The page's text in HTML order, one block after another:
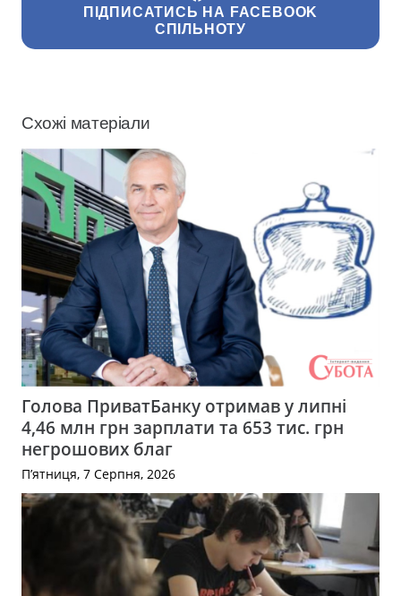
ПІДПИСАТИСЬ НА FACEBOOK
СПІЛЬНОТУ
Схожі матеріали
Голова ПриватБанку отримав у липні
4,46 млн грн зарплати та 653 тис. грн
негрошових благ
П’ятниця, 7 Серпня, 2026